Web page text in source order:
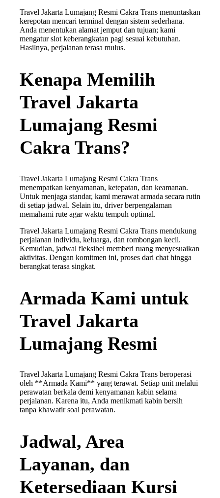
Travel Jakarta Lumajang Resmi Cakra Trans menuntaskan
kerepotan mencari terminal dengan sistem sederhana.
Anda menentukan alamat jemput dan tujuan; kami
mengatur slot keberangkatan pagi sesuai kebutuhan.
Hasilnya, perjalanan terasa mulus.
Kenapa Memilih
Travel Jakarta
Lumajang Resmi
Cakra Trans?
Travel Jakarta Lumajang Resmi Cakra Trans
menempatkan kenyamanan, ketepatan, dan keamanan.
Untuk menjaga standar, kami merawat armada secara rutin
di setiap jadwal. Selain itu, driver berpengalaman
memahami rute agar waktu tempuh optimal.
Travel Jakarta Lumajang Resmi Cakra Trans mendukung
perjalanan individu, keluarga, dan rombongan kecil.
Kemudian, jadwal fleksibel memberi ruang menyesuaikan
aktivitas. Dengan komitmen ini, proses dari chat hingga
berangkat terasa singkat.
Armada Kami untuk
Travel Jakarta
Lumajang Resmi
Travel Jakarta Lumajang Resmi Cakra Trans beroperasi
oleh **Armada Kami** yang terawat. Setiap unit melalui
perawatan berkala demi kenyamanan kabin selama
perjalanan. Karena itu, Anda menikmati kabin bersih
tanpa khawatir soal perawatan.
Jadwal, Area
Layanan, dan
Ketersediaan Kursi